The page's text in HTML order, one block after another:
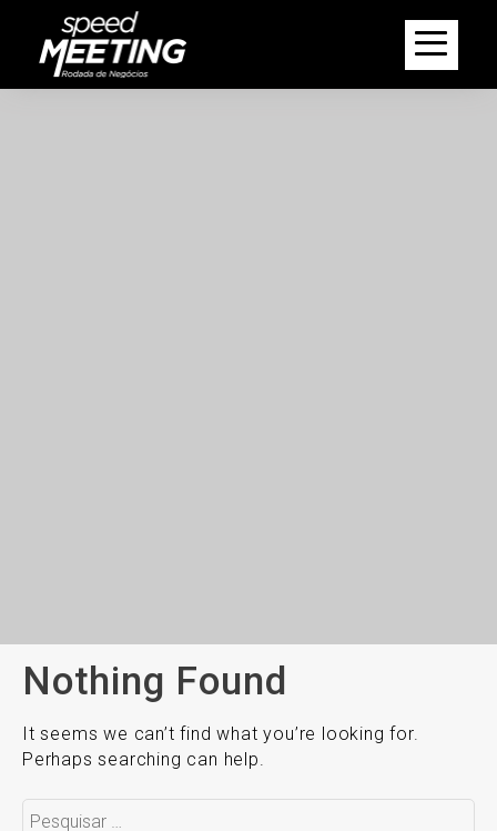
Nothing Found
It seems we can’t find what you’re looking for.
Perhaps searching can help.
Pesquisar